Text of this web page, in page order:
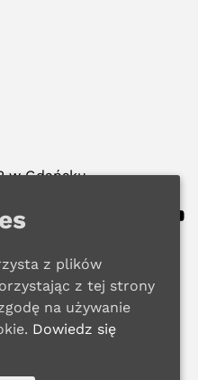
w Gdańsku
z plików
z tej strony
na używanie
Dowiedz się